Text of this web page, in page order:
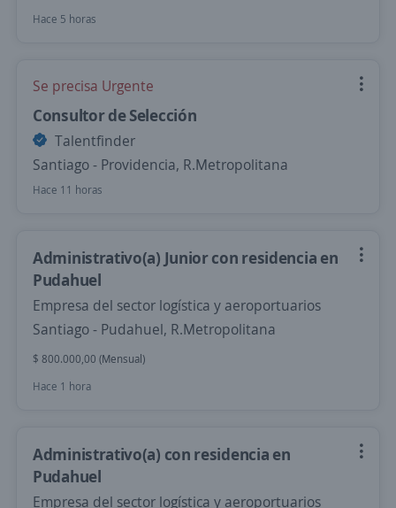
Hace 5 horas
Se precisa Urgente
Consultor de Selección
Talentfinder
Santiago - Providencia, R.Metropolitana
Hace 11 horas
Administrativo(a) Junior con residencia en
Pudahuel
Empresa del sector logística y aeroportuarios
Santiago - Pudahuel, R.Metropolitana
$ 800.000,00 (Mensual)
Hace 1 hora
Administrativo(a) con residencia en
Pudahuel
Empresa del sector logística y aeroportuarios